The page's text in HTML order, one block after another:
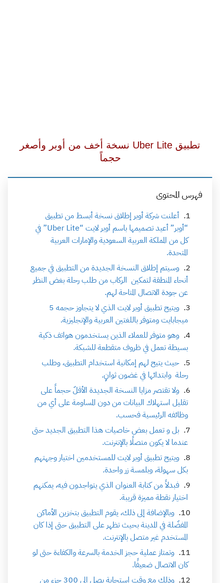
تطبيق Uber Lite‏ نسخة أخف من أوبر وأصغر
حجماً
فهرس المحتوى
أعلنت شركة أوبر إطلاق نسخة أبسط من تطبيق
“أوبر” أعيد تصميمها باسم أوبر لايت “Uber Lite” في
كل من المملكة العربية السعودية والإمارات العربية
المتحدة.
وسيتم إطلاق النسخة الجديدة من التطبيق في جميع
أنحاء المنطقة لتمكين الركاب من طلب رحلة بغض النظر
عن جودة الاتصال المتاحة لهم.
ويتيح تطبيق أوبر لايت الذي لا يتجاوز حجمه 5
ميجابايت ومتوفر باللغتين العربية والإنجليزية.
وهو متوفر للعملاء الذين يستخدمون هواتف ذكية
بسيطة تعمل في ظروف متقطعة للشبكة.
حيث يتيح لهم إمكانية استخدام التطبيق، وطلب
رحلة وابتدائها في غضون ثوانٍ.
ولا تقتصر مزايا النسخة الجديدة الأقلّ حجماً على
تقليل استهلاك البيانات من دون المساومة على أي من
وظائفه الرئيسية فحسب.
بل و تعمل بعض خاصيات هذا التطبيق الجديد حتى
عندما لا يكون متصلًا بالإنترنت.
ويتيح تطبيق أوبر لايت للمستخدمين اختيار وجهتهم
بكل سهولة، وبلمسة زر واحدة.
فبدلاً من كتابة العنوان الذي يتواجدون فيه، يمكنهم
اختيار نقطة مميزة قريبة.
وبالإضافة إلى ذلك، يقوم التطبيق بتخزين الأماكن
المفضّلة في المدينة بحيث تظهر على التطبيق حتى إذا كان
المستخدم غير متصل بالإنترنت.
وتمتاز عملية حجز الخدمة بالسرعة والكفاءة حتى لو
كان الاتصال ضعيفًا.
وذلك مع وقت استجابة يصل إلى 300 جزء من